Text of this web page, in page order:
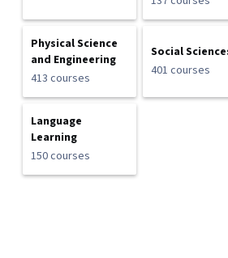
Physical Science
and Engineering
413 courses
Social
401 courses
Language
Learning
150 courses